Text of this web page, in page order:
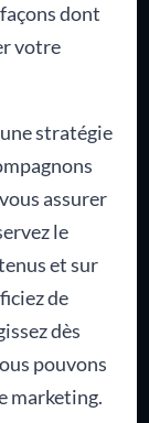
dont
votre
stratégie
assurer
le
et sur
de
dès
pouvons
marketing.